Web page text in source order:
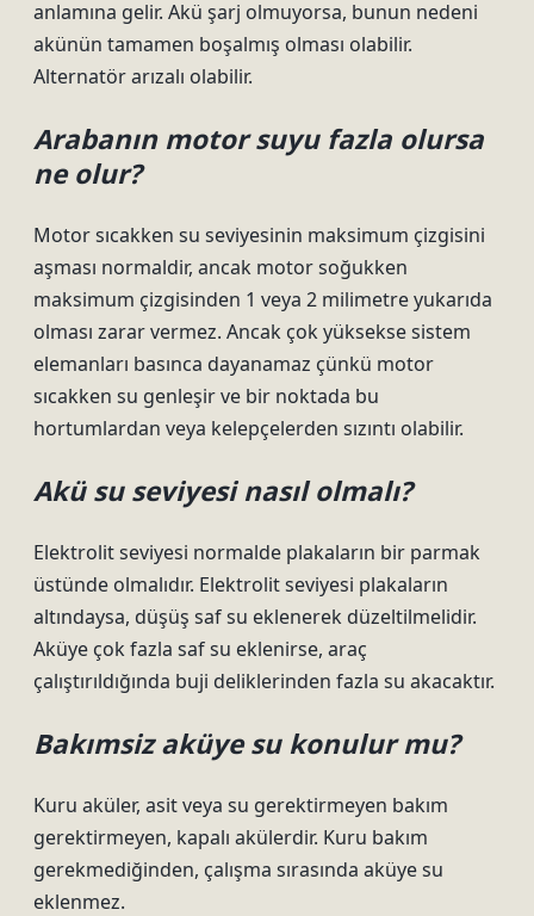
anlamına gelir. Akü şarj olmuyorsa, bunun nedeni
akünün tamamen boşalmış olması olabilir.
Alternatör arızalı olabilir.
Arabanın motor suyu fazla olursa
ne olur?
Motor sıcakken su seviyesinin maksimum çizgisini
aşması normaldir, ancak motor soğukken
maksimum çizgisinden 1 veya 2 milimetre yukarıda
olması zarar vermez. Ancak çok yüksekse sistem
elemanları basınca dayanamaz çünkü motor
sıcakken su genleşir ve bir noktada bu
hortumlardan veya kelepçelerden sızıntı olabilir.
Akü su seviyesi nasıl olmalı?
Elektrolit seviyesi normalde plakaların bir parmak
üstünde olmalıdır. Elektrolit seviyesi plakaların
altındaysa, düşüş saf su eklenerek düzeltilmelidir.
Aküye çok fazla saf su eklenirse, araç
çalıştırıldığında buji deliklerinden fazla su akacaktır.
Bakımsiz aküye su konulur mu?
Kuru aküler, asit veya su gerektirmeyen bakım
gerektirmeyen, kapalı akülerdir. Kuru bakım
gerekmediğinden, çalışma sırasında aküye su
eklenmez.